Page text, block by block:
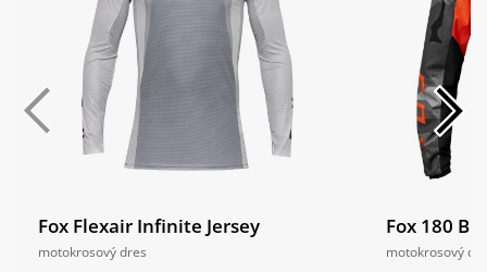
Fox Flexair Infinite Jersey
motokrosový dres
Fox 180
motokrosový